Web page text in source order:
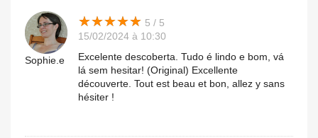
Sophie.e
★★★★★
★★★★★ 5 / 5
15/02/2024 à 10:30
Excelente descoberta. Tudo é lindo e bom, vá
lá sem hesitar! (Original) Excellente
découverte. Tout est beau et bon, allez y sans
hésiter !